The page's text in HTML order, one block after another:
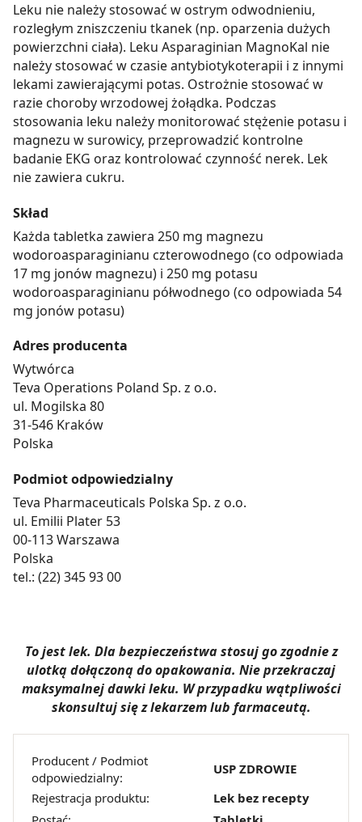
Leku nie należy stosować w ostrym odwodnieniu,
rozległym zniszczeniu tkanek (np. oparzenia dużych
powierzchni ciała). Leku Asparaginian MagnoKal nie
należy stosować w czasie antybiotykoterapii i z innymi
lekami zawierającymi potas. Ostrożnie stosować w
razie choroby wrzodowej żołądka. Podczas
stosowania leku należy monitorować stężenie potasu i
magnezu w surowicy, przeprowadzić kontrolne
badanie EKG oraz kontrolować czynność nerek. Lek
nie zawiera cukru.
Skład
Każda tabletka zawiera 250 mg magnezu
wodoroasparaginianu czterowodnego (co odpowiada
17 mg jonów magnezu) i 250 mg potasu
wodoroasparaginianu półwodnego (co odpowiada 54
mg jonów potasu)
Adres producenta
Wytwórca
Teva Operations Poland Sp. z o.o.
ul. Mogilska 80
31-546 Kraków
Polska
Podmiot odpowiedzialny
Teva Pharmaceuticals Polska Sp. z o.o.
ul. Emilii Plater 53
00-113 Warszawa
Polska
tel.: (22) 345 93 00
To jest lek. Dla bezpieczeństwa stosuj go zgodnie z
ulotką dołączoną do opakowania. Nie przekraczaj
maksymalnej dawki leku. W przypadku wątpliwości
skonsultuj się z lekarzem lub farmaceutą.
Producent / Podmiot
odpowiedzialny:
USP ZDROWIE
Rejestracja produktu:
Lek bez recepty